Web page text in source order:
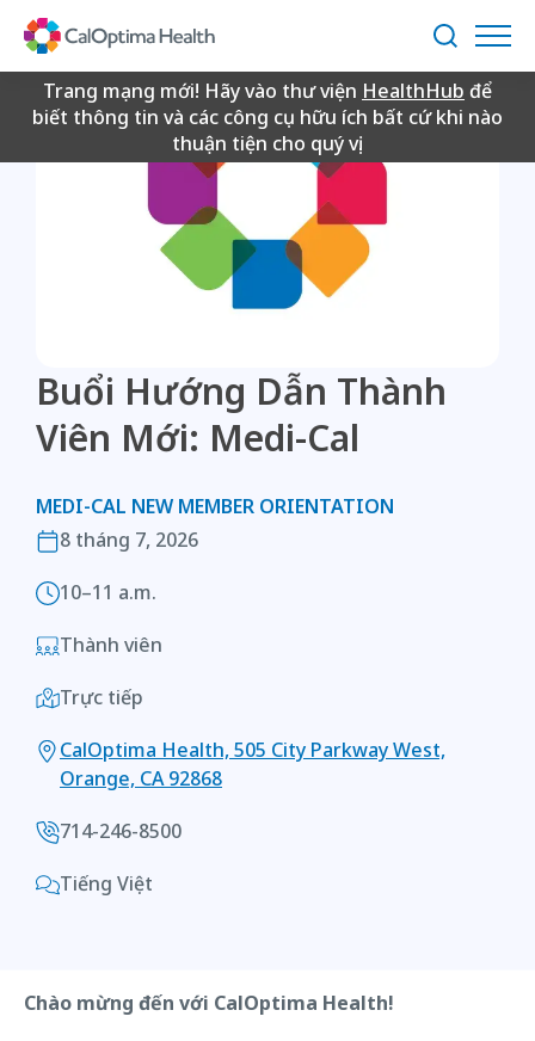
Content
Tìm
kiếm
Trang mạng mới! Hãy vào thư viện HealthHub để
biết thông tin và các công cụ hữu ích bất cứ khi nào
thuận tiện cho quý vị.
Buổi Hướng Dẫn Thành
Viên Mới: Medi-Cal
MEDI-CAL NEW MEMBER ORIENTATION
8 tháng 7, 2026
10–11 a.m.
Thành viên
Trực tiếp
CalOptima Health, 505 City Parkway West,
Orange, CA 92868
714-246-8500
Tiếng Việt
Chào mừng đến với CalOptima Health!